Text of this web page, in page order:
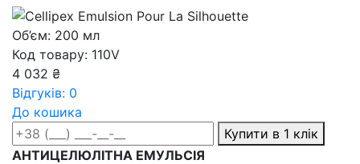
Об’єм: 200 мл
Код товару: 110V
4 032 ₴
Відгуків: 0
До кошика
Купити в 1 клік
АНТИЦЕЛЮЛІТНА ЕМУЛЬСІЯ